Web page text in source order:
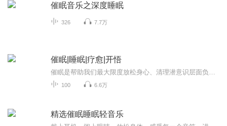
催眠音乐之深度睡眠
326 7.7万
催眠|睡眠|疗愈|开悟
100 6.6万
精选催眠睡眠轻音乐